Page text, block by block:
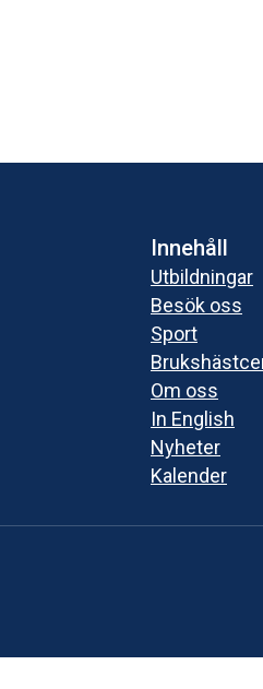
Innehåll
Utbildningar
Besök oss
Sport
Om oss
In English
Nyheter
Kalender